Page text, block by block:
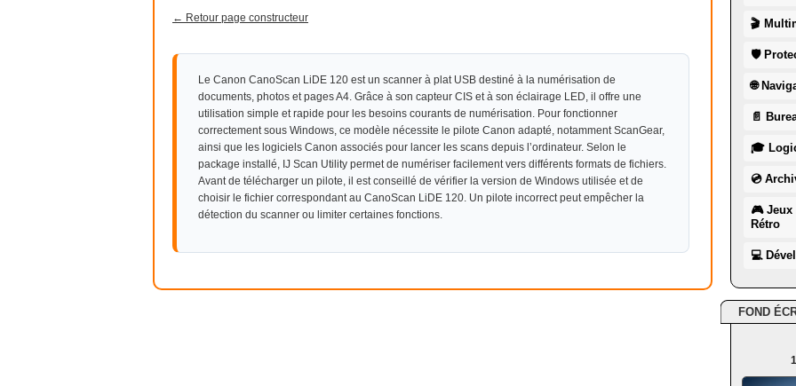
← Retour page constructeur
Le Canon CanoScan LiDE 120 est un scanner à plat USB destiné à la numérisation de
documents, photos et pages A4. Grâce à son capteur CIS et à son éclairage LED, il offre une
utilisation simple et rapide pour les besoins courants de numérisation. Pour fonctionner
correctement sous Windows, ce modèle nécessite le pilote Canon adapté, notamment ScanGear,
ainsi que les logiciels Canon associés pour lancer les scans depuis l’ordinateur. Selon le
package installé, IJ Scan Utility permet de numériser facilement vers différents formats de fichiers.
Avant de télécharger un pilote, il est conseillé de vérifier la version de Windows utilisée et de
choisir le fichier correspondant au CanoScan LiDE 120. Un pilote incorrect peut empêcher la
détection du scanner ou limiter certaines fonctions.
🎬
🛡
🌐
📄
🎓
💿
🎮 Jeux
Rétro
💻
FOND